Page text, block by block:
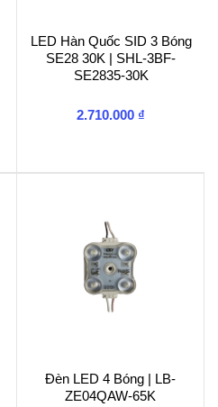
LED Hàn Quốc SID 3 Bóng
SE28 30K | SHL-3BF-
SE2835-30K
2.710.000 ₫
Đèn LED 4 Bóng | LB-
ZE04QAW-65K